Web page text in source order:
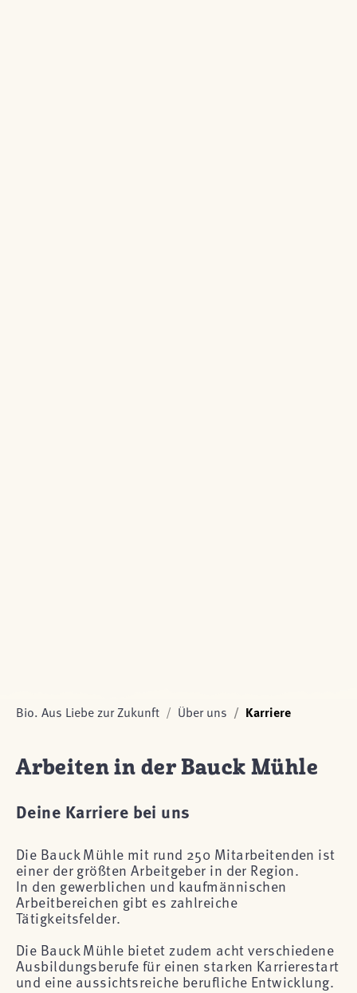
Bio. Aus Liebe zur Zukunft Über uns Karriere
Arbeiten in der Bauck Mühle
Deine Karriere bei uns
Die Bauck Mühle mit rund 250 Mitarbeitenden ist
einer der größten Arbeitgeber in der Region.
In den gewerblichen und kaufmännischen
Arbeitbereichen gibt es zahlreiche
Tätigkeitsfelder.
Die Bauck Mühle bietet zudem acht verschiedene
Ausbildungsberufe für einen starken Karrierestart
und eine aussichtsreiche berufliche Entwicklung.